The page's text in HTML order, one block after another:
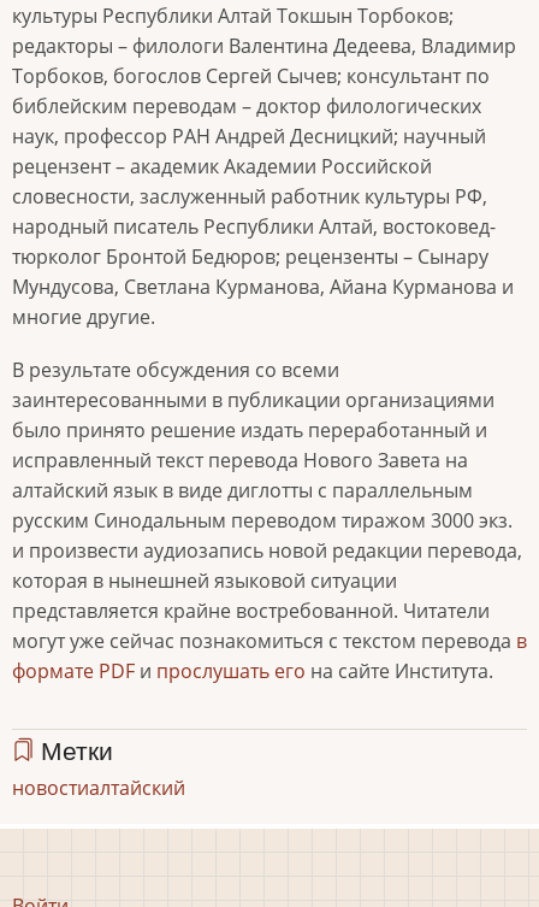
культуры Республики Алтай Токшын Торбоков;
редакторы – филологи Валентина Дедеева, Владимир
Торбоков, богослов Сергей Сычев; консультант по
библейским переводам – доктор филологических
наук, профессор РАН Андрей Десницкий; научный
рецензент – академик Академии Российской
словесности, заслуженный работник культуры РФ,
народный писатель Республики Алтай, востоковед-
тюрколог Бронтой Бедюров; рецензенты – Сынару
Мундусова, Светлана Курманова, Айана Курманова и
многие другие.
В результате обсуждения со всеми
заинтересованными в публикации организациями
было принято решение издать переработанный и
исправленный текст перевода Нового Завета на
алтайский язык в виде диглотты с параллельным
русским Синодальным переводом тиражом 3000 экз.
и произвести аудиозапись новой редакции перевода,
которая в нынешней языковой ситуации
представляется крайне востребованной. Читатели
могут уже сейчас познакомиться с текстом перевода в
формате PDF и прослушать его на сайте Института.
Метки
новостиалтайский